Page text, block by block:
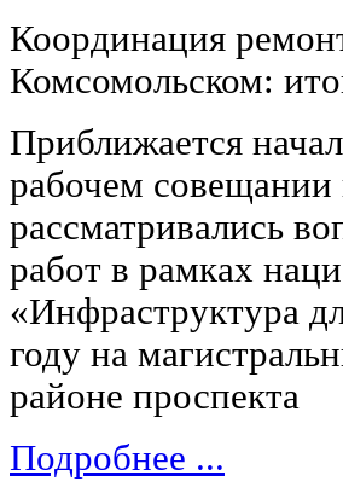
Координация
Комсомольском:
Приближается
рабочем
рассматривались
работ в рамках
«Инфраструктура
году на
районе проспекта
Подробнее ...